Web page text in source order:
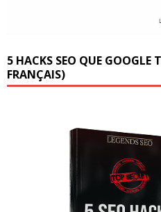
5 HACKS SEO QUE GOOGLE
FRANÇAIS)